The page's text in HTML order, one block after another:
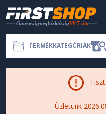
TERMÉKKATEGÓRIÁK
Üzletünk